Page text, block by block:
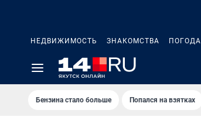
НЕДВИЖИМОСТЬ ЗНАКОМСТВА ПОГОДА
Бензина стало больше Попался на взятках